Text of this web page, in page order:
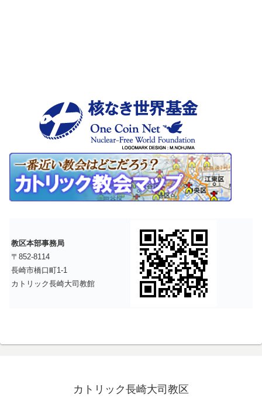
教区本部事務局
〒852-8114
長崎市橋口町1-1
カトリック長崎大司教館
カトリック長崎大司教区